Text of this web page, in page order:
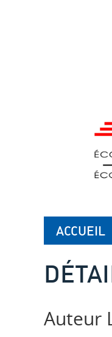
ACCUEIL
Auteur